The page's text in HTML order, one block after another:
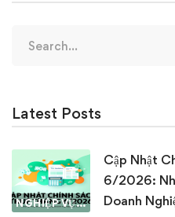
for:
Latest Posts
NGHIỆP VỤ KẾ TOÁN & THUẾ
Cập Nhật
6/2026:
Doanh